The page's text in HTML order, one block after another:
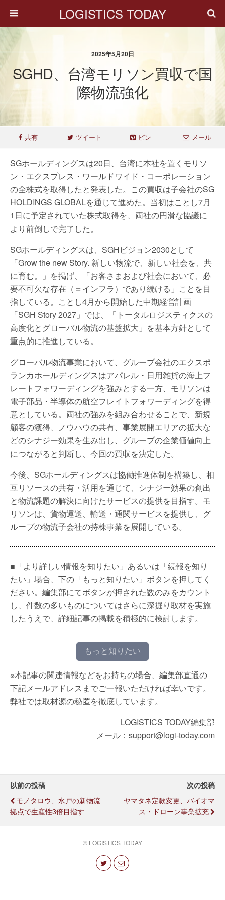
LOGISTICS TODAY
2025年5月20日
SGHD、台湾モリソン買収で国
際物流強化
共有 ツイート ピン メール
SGホールディングスは20日、台湾に本社を置くモリソ
ン・エクスプレス・ワールドワイド・コーポレーション
の全株式を取得したと発表した。この買収は子会社のSG
HOLDINGS GLOBALを通じて進めた。当初はことし7月
1日に予定されていた株式取得を、両社の円滑な協議に
より前倒しで完了した。
SGホールディングスは、SGHビジョン2030として
「Grow the new Story. 新しい物流で、新しい社会を、共
に育む。」を掲げ、「お客さまおよび社会において、必
要不可欠な存在（＝インフラ）であり続ける」ことを目
指している。ことし4月から開始した中期経営計画
「SGH Story 2027」では、「トータルロジスティクスの
高度化とグローバル物流の基盤拡大」を基本方針として
重点的に推進している。
グローバル物流事業において、グループ会社のエクスポ
ランカホールディングスはアパレル・日用雑貨の海上フ
レートフォワーディングを強みとする一方、モリソンは
電子部品・半導体の航空フレイトフォワーディングを得
意としている。両社の強みを組み合わせることで、新規
顧客の獲得、ノウハウの共有、事業展開エリアの拡大な
どのシナジー効果を生み出し、グループの企業価値向上
につながると判断し、今回の買収を決定した。
今後、SGホールディングスは協働推進体制を構築し、相
互リソースの共有・活用を通じて、シナジー効果の創出
と物流課題の解決に向けたサービスの提供を目指す。モ
リソンは、貨物運送、輸送・通関サービスを提供し、グ
ループの物流子会社の持株事業を展開している。
■「より詳しい情報を知りたい」あるいは「続報を知り
たい」場合、下の「もっと知りたい」ボタンを押してく
ださい。編集部にてボタンが押された数のみをカウント
し、件数の多いものについてはさらに深掘り取材を実施
したうえで、詳細記事の掲載を積極的に検討します。
もっと知りたい
※本記事の関連情報などをお持ちの場合、編集部直通の
下記メールアドレスまでご一報いただければ幸いです。
弊社では取材源の秘匿を徹底しています。
LOGISTICS TODAY編集部
メール：support@logi-today.com
以前の投稿
モノタロウ、水戸の新物流
拠点で生産性3倍目指す
次の投稿
ヤマタネ定款変更、バイオマ
ス・ドローン事業拡充
© LOGISTICS TODAY